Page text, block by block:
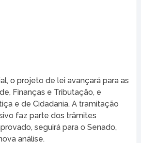
o projeto de lei avançará para as
Finanças e Tributação, e
e de Cidadania. A tramitação
faz parte dos trâmites
seguirá para o Senado,
análise.